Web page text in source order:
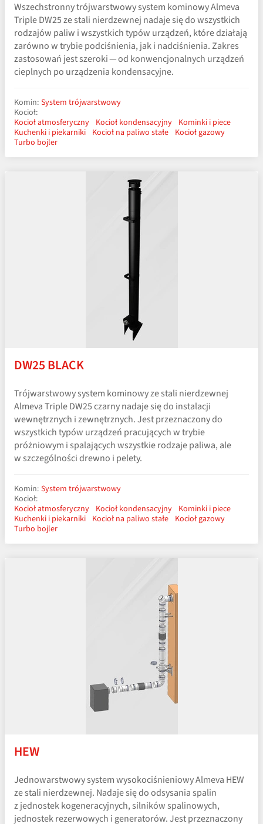
Wszechstronny trójwarstwowy system kominowy Almeva
Triple DW25 ze stali nierdzewnej nadaje się do wszystkich
rodzajów paliw i wszystkich typów urządzeń, które działają
zarówno w trybie podciśnienia, jak i nadciśnienia. Zakres
zastosowań jest szeroki — od konwencjonalnych urządzeń
cieplnych po urządzenia kondensacyjne.
Komin: System trójwarstwowy
Kocioł:
Kocioł atmosferyczny Kocioł kondensacyjny Kominki i piece
Kuchenki i piekarniki Kocioł na paliwo stałe Kocioł gazowy
Turbo bojler
DW25 BLACK
Trójwarstwowy system kominowy ze stali nierdzewnej
Almeva Triple DW25 czarny nadaje się do instalacji
wewnętrznych i zewnętrznych. Jest przeznaczony do
wszystkich typów urządzeń pracujących w trybie
próżniowym i spalających wszystkie rodzaje paliwa, ale
w szczególności drewno i pelety.
Komin: System trójwarstwowy
Kocioł:
Kocioł atmosferyczny Kocioł kondensacyjny Kominki i piece
Kuchenki i piekarniki Kocioł na paliwo stałe Kocioł gazowy
Turbo bojler
HEW
Jednowarstwowy system wysokociśnieniowy Almeva HEW
ze stali nierdzewnej. Nadaje się do odsysania spalin
z jednostek kogeneracyjnych, silników spalinowych,
jednostek rezerwowych i generatorów. Jest przeznaczony